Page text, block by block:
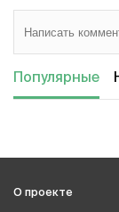
Популярные
О проекте